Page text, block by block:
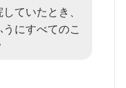
ていたとき、
にすべてのこ